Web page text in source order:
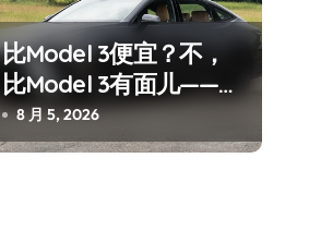
比Model 3便宜？不，
比Model 3有面儿——试
驾雷克萨斯ES 500e
8 月 5, 2026